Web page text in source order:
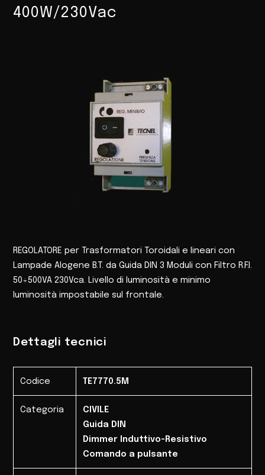
400W/230Vac
REGOLATORE per Trasformatori Toroidali e lineari con
Lampade Alogene B.T. da Guida DIN 3 Moduli con Filtro R.F.I.
50÷500VA 230Vca. Livello di luminosità e minimo
luminosità impostabile sul frontale.
Dettagli tecnici
Codice TE7770.5M
Categoria
CIVILE
Guida DIN
Dimmer Induttivo-Resistivo
Comando a pulsante